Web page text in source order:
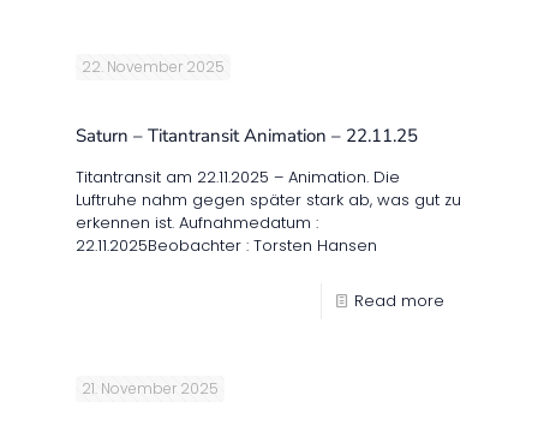
22. November 2025
Saturn – Titantransit Animation – 22.11.25
Titantransit am 22.11.2025 – Animation. Die
Luftruhe nahm gegen später stark ab, was gut zu
erkennen ist. Aufnahmedatum :
22.11.2025Beobachter : Torsten Hansen
Read more
21. November 2025